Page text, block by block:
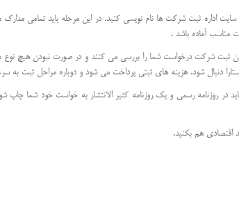
سایت اداره ثبت شرکت ها نام نویسی کنید. در این مرحله باید تمامی
مناسب آماده باشد .
ثبت شرکت درخواست شما را بررسی می کنند و در صورت نبودن هیچ نوع
دنبال شود. هزینه های ثبتی پرداخت می شود و دوباره مراحل ثبت
در روزنامه رسمی و یک روزنامه کثیر الانتشار به خواست خود شما
اقتصادی هم بکنید.